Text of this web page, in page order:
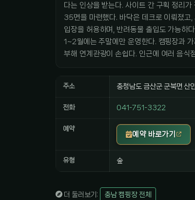
다는 인상을 받는다. 사이트 간 구획 정리
35면을 마련했다. 바닥은 데크로 이뤄졌
입장을 허용하며, 반려동물 출입도 가능하
1~2월에는 주말에만 운영한다. 캠핑장과
부해 연계관광이 손쉽다. 인근에 여러 음식
주소 충청남도 금산군 군북면 산
전화 041-751-3322
예약
예약 바로가기
유형 숲
더 둘러보기: 충남 캠핑장 전체